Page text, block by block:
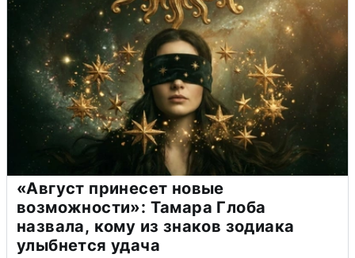
«Август принесет новые
возможности»: Тамара Глоба
назвала, кому из знаков зодиака
улыбнется удача